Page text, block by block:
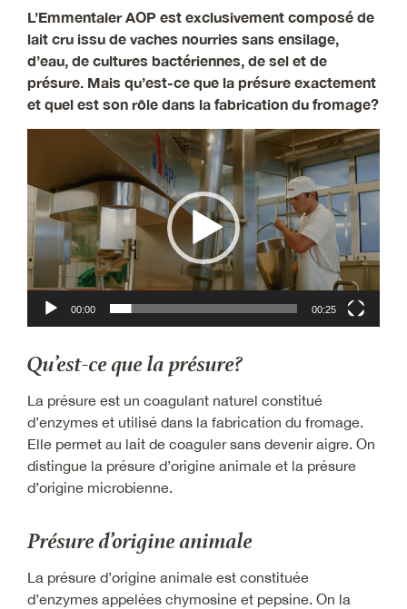
L’Emmentaler AOP est exclusivement composé de
lait cru issu de vaches nourries sans ensilage,
d’eau, de cultures bactériennes, de sel et de
présure. Mais qu’est-ce que la présure exactement
et quel est son rôle dans la fabrication du fromage?
00:00 00:25
Qu’est-ce que la présure?
La présure est un coagulant naturel constitué
d’enzymes et utilisé dans la fabrication du fromage.
Elle permet au lait de coaguler sans devenir aigre. On
distingue la présure d’origine animale et la présure
d’origine microbienne.
Présure d’origine animale
La présure d’origine animale est constituée
d’enzymes appelées chymosine et pepsine. On la